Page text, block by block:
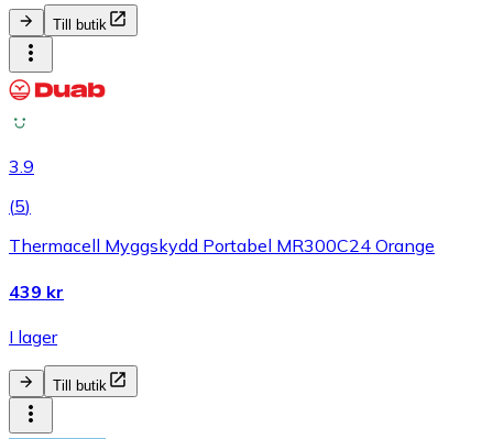
Till butik
3.9
(5)
Thermacell Myggskydd Portabel MR300C24 Orange
439 kr
I lager
Till butik